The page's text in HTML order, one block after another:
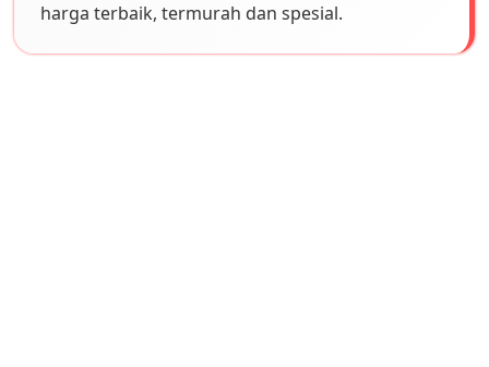
harga terbaik, termurah dan spesial.